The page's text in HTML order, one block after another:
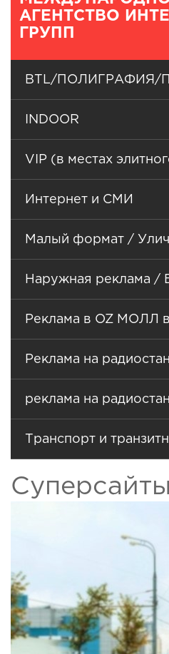
АГЕНТСТВО
ГРУПП
BTL/ПОЛИГРАФИЯ/
INDOOR
VIP (в местах
Интернет и СМИ
Малый формат /
Наружная реклама /
Реклама в OZ МОЛЛ
Реклама на
реклама на
Транспорт и
Суперсайты